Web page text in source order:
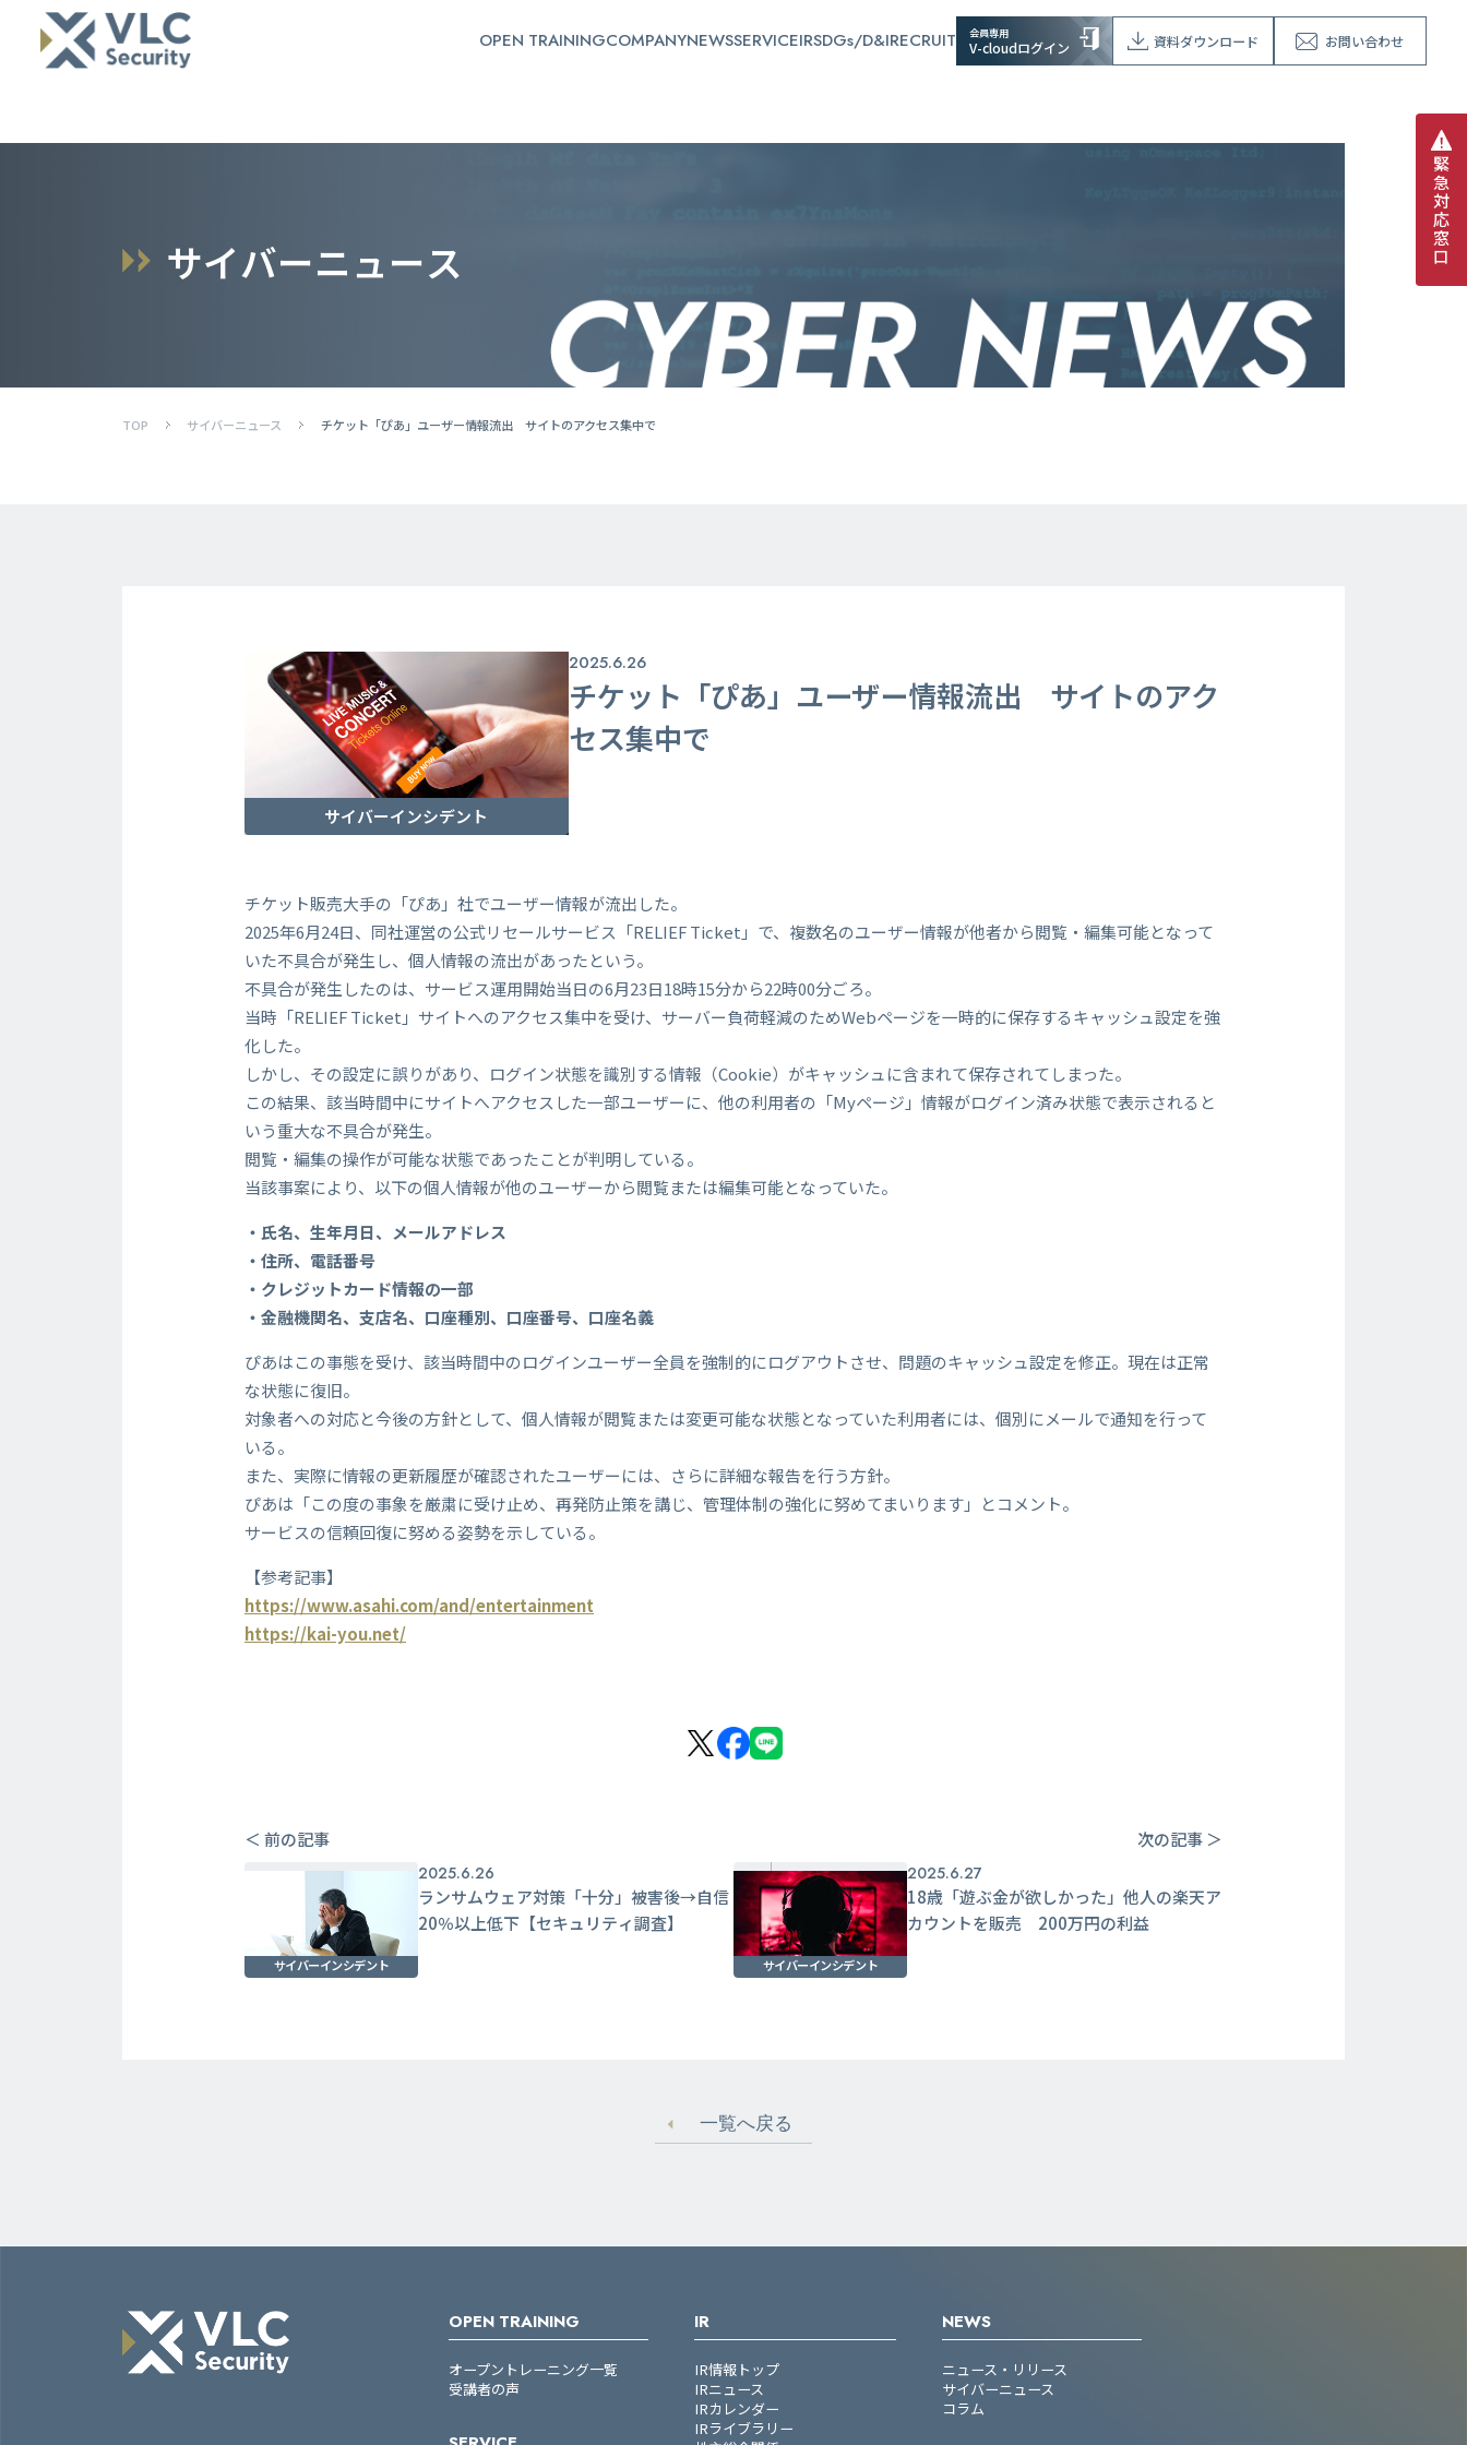
OPEN TRAININGCOMPANYNEWSSERVICEIRSDGs/D&IRECRUIT 会員専用
V-cloudログイン 資料ダウンロード お問い合わせ
緊
急
対
応
窓
口
サイバーニュース
TOP サイバーニュース チケット「ぴあ」ユーザー情報流出 サイトのアクセス集中で
サイバーインシデント
2025.6.26
チケット「ぴあ」ユーザー情報流出 サイトのアク
セス集中で
チケット販売大手の「ぴあ」社でユーザー情報が流出した。
2025年6月24日、同社運営の公式リセールサービス「RELIEF Ticket」で、複数名のユーザー情報が他者から閲覧・編集可能となって
いた不具合が発生し、個人情報の流出があったという。
不具合が発生したのは、サービス運用開始当日の6月23日18時15分から22時00分ごろ。
当時「RELIEF Ticket」サイトへのアクセス集中を受け、サーバー負荷軽減のためWebページを一時的に保存するキャッシュ設定を強
化した。
しかし、その設定に誤りがあり、ログイン状態を識別する情報（Cookie）がキャッシュに含まれて保存されてしまった。
この結果、該当時間中にサイトへアクセスした一部ユーザーに、他の利用者の「Myページ」情報がログイン済み状態で表示されると
いう重大な不具合が発生。
閲覧・編集の操作が可能な状態であったことが判明している。
当該事案により、以下の個人情報が他のユーザーから閲覧または編集可能となっていた。
・氏名、生年月日、メールアドレス
・住所、電話番号
・クレジットカード情報の一部
・金融機関名、支店名、口座種別、口座番号、口座名義
ぴあはこの事態を受け、該当時間中のログインユーザー全員を強制的にログアウトさせ、問題のキャッシュ設定を修正。現在は正常
な状態に復旧。
対象者への対応と今後の方針として、個人情報が閲覧または変更可能な状態となっていた利用者には、個別にメールで通知を行って
いる。
また、実際に情報の更新履歴が確認されたユーザーには、さらに詳細な報告を行う方針。
ぴあは「この度の事象を厳粛に受け止め、再発防止策を講じ、管理体制の強化に努めてまいります」とコメント。
サービスの信頼回復に努める姿勢を示している。
【参考記事】
https://www.asahi.com/and/entertainment
https://kai-you.net/
＜ 前の記事 次の記事 ＞
サイバーインシデント
2025.6.26
ランサムウェア対策「十分」被害後→自信
20％以上低下【セキュリティ調査】
サイバーインシデント
2025.6.27
18歳「遊ぶ金が欲しかった」他人の楽天ア
カウントを販売 200万円の利益
一覧へ戻る
OPEN TRAINING
オープントレーニング一覧
受講者の声
IR
IR情報トップ
IRニュース
IRカレンダー
IRライブラリー
NEWS
ニュース・リリース
サイバーニュース
コラム